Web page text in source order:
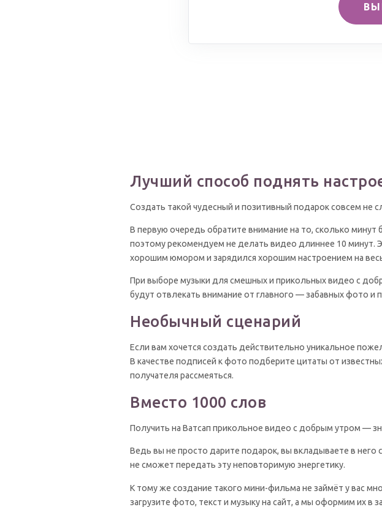
Лучший способ поднять
Создать такой чудесный и позитивный подарок совсем не
В первую очередь обратите внимание на то, сколько
поэтому рекомендуем не делать видео длиннее 10 минут.
хорошим юмором и зарядился хорошим настроением на
При выборе музыки для смешных и прикольных видео с
будут отвлекать внимание от главного — забавных фото и
Необычный сценарий
Если вам хочется создать действительно уникальное
В качестве подписей к фото подберите цитаты от
получателя рассмеяться.
Вместо 1000 слов
Получить на Ватсап прикольное видео с добрым утром —
Ведь вы не просто дарите подарок, вы вкладываете в
не сможет передать эту неповторимую энергетику.
К тому же создание такого мини-фильма не займёт у вас
загрузите фото, текст и музыку на сайт, а мы оформим их в